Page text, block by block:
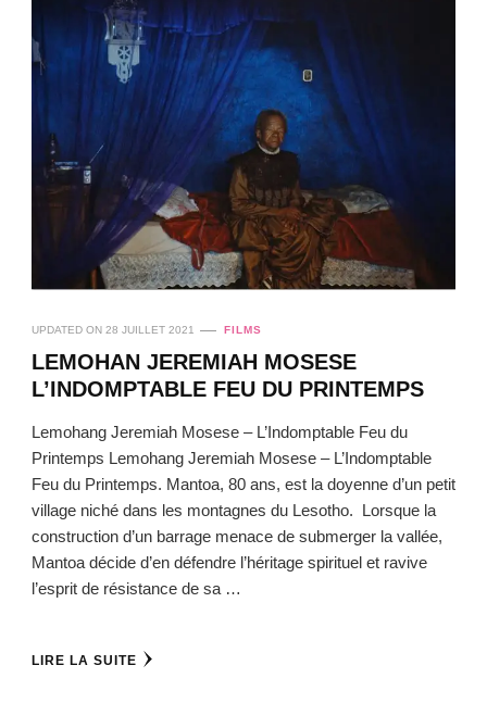
UPDATED ON 28 JUILLET 2021 FILMS
LEMOHAN JEREMIAH MOSESE
L’INDOMPTABLE FEU DU PRINTEMPS
Lemohang Jeremiah Mosese – L’Indomptable Feu du
Printemps Lemohang Jeremiah Mosese – L’Indomptable
Feu du Printemps. Mantoa, 80 ans, est la doyenne d’un petit
village niché dans les montagnes du Lesotho. Lorsque la
construction d’un barrage menace de submerger la vallée,
Mantoa décide d’en défendre l’héritage spirituel et ravive
l’esprit de résistance de sa …
LIRE LA SUITE